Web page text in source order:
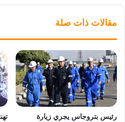
مقالات ذات صلة
رئيس بتروجاس يجري زيارة